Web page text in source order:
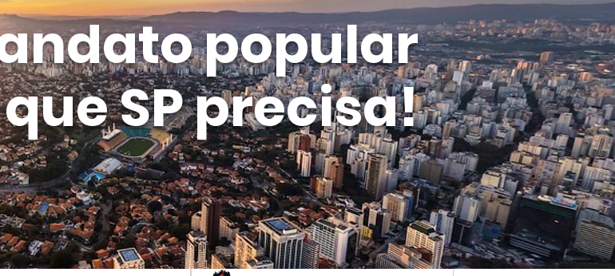
Entrar
Sobre
membros
Anna Favorskaya
Seguir
popular
que SP precisa!